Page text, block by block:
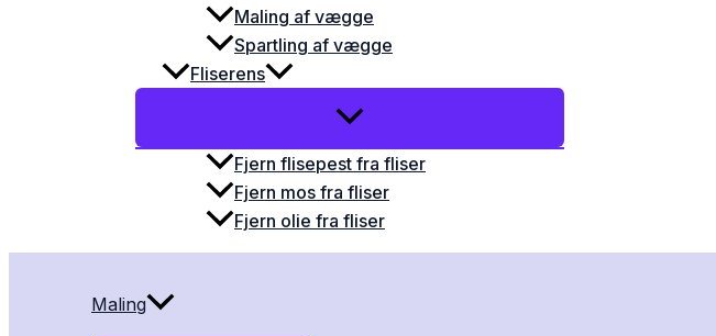
Maling af vægge
Spartling af vægge
Fliserens
Fjern flisepest fra fliser
Fjern mos fra fliser
Fjern olie fra fliser
Maling